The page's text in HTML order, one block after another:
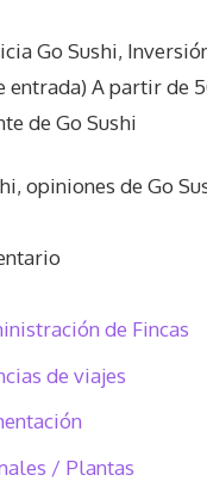
Go Sushi,
entrada) A partir de
de Go Sushi
,opiniones de Go
de Fincas
de viajes
/ Plantas